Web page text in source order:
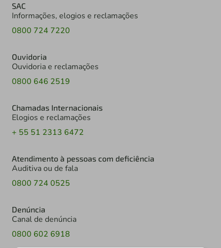
SAC
Informações, elogios e reclamações
0800 724 7220
Ouvidoria
Ouvidoria e reclamações
0800 646 2519
Chamadas Internacionais
Elogios e reclamações
+ 55 51 2313 6472
Atendimento à pessoas com deficiência
Auditiva ou de fala
0800 724 0525
Denúncia
Canal de denúncia
0800 602 6918